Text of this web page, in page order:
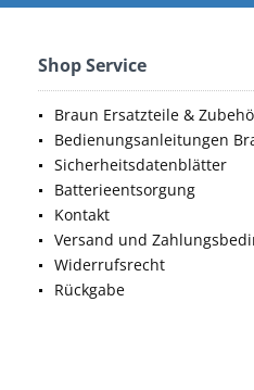
Shop Service
Braun Ersatzteile &
Bedienungsanleitungen
Sicherheitsdatenblätter
Batterieentsorgung
Kontakt
Versand und
Widerrufsrecht
Rückgabe